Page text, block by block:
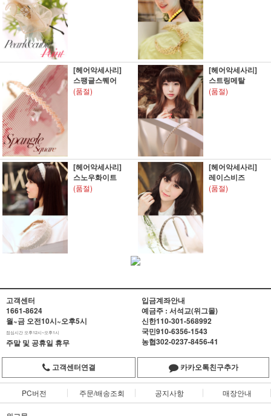
[헤어악세사리]
스팽글스퀘어
(품절)
[헤어악세사리]
스트링메탈
(품절)
[헤어악세사리]
스노우화이트
(품절)
[헤어악세사리]
레이스비즈
(품절)
고객센터
1661-8624
월~금 오전10시~오후5시
점심시간 오후12시~오후1시
주말 및 공휴일 휴무
입금계좌안내
예금주 : 서석교(위그몰)
신한110-301-568992
국민910-6356-1543
농협302-0237-8456-41
고객센터연결 카카오톡친구추가
PC버전 주문/배송조회 공지사항 매장안내